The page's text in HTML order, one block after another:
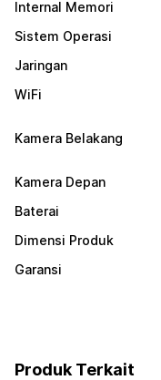
Internal Memori
Sistem Operasi
Jaringan
WiFi
Kamera Belakang
Kamera Depan
Baterai
Dimensi Produk
Garansi
Produk Terkait